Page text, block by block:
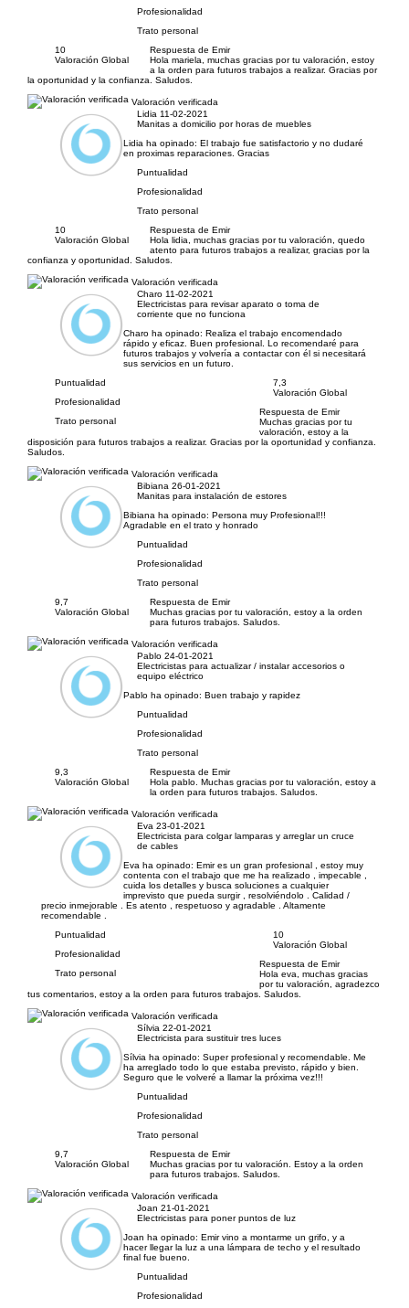
Profesionalidad
Trato personal
10
Valoración Global
Respuesta de Emir
Hola mariela, muchas gracias por tu valoración, estoy
a la orden para futuros trabajos a realizar. Gracias por
la oportunidad y la confianza. Saludos.
Valoración verificada
Lidia 11-02-2021
Manitas a domicilio por horas de muebles
Lidia ha opinado: El trabajo fue satisfactorio y no dudaré
en proximas reparaciones. Gracias
Puntualidad
Profesionalidad
Trato personal
10
Valoración Global
Respuesta de Emir
Hola lidia, muchas gracias por tu valoración, quedo
atento para futuros trabajos a realizar, gracias por la
confianza y oportunidad. Saludos.
Valoración verificada
Charo 11-02-2021
Electricistas para revisar aparato o toma de
corriente que no funciona
Charo ha opinado: Realiza el trabajo encomendado
rápido y eficaz. Buen profesional. Lo recomendaré para
futuros trabajos y volvería a contactar con él si necesitará
sus servicios en un futuro.
Puntualidad
Profesionalidad
Trato personal
7,3
Valoración Global
Respuesta de Emir
Muchas gracias por tu
valoración, estoy a la
disposición para futuros trabajos a realizar. Gracias por la oportunidad y confianza.
Saludos.
Valoración verificada
Bibiana 26-01-2021
Manitas para instalación de estores
Bibiana ha opinado: Persona muy Profesional!!!
Agradable en el trato y honrado
Puntualidad
Profesionalidad
Trato personal
9,7
Valoración Global
Respuesta de Emir
Muchas gracias por tu valoración, estoy a la orden
para futuros trabajos. Saludos.
Valoración verificada
Pablo 24-01-2021
Electricistas para actualizar / instalar accesorios o
equipo eléctrico
Pablo ha opinado: Buen trabajo y rapidez
Puntualidad
Profesionalidad
Trato personal
9,3
Valoración Global
Respuesta de Emir
Hola pablo. Muchas gracias por tu valoración, estoy a
la orden para futuros trabajos. Saludos.
Valoración verificada
Eva 23-01-2021
Electricista para colgar lamparas y arreglar un cruce
de cables
Eva ha opinado: Emir es un gran profesional , estoy muy
contenta con el trabajo que me ha realizado , impecable ,
cuida los detalles y busca soluciones a cualquier
imprevisto que pueda surgir , resolviéndolo . Calidad /
precio inmejorable . Es atento , respetuoso y agradable . Altamente
recomendable .
Puntualidad
Profesionalidad
Trato personal
10
Valoración Global
Respuesta de Emir
Hola eva, muchas gracias
por tu valoración, agradezco
tus comentarios, estoy a la orden para futuros trabajos. Saludos.
Valoración verificada
Sílvia 22-01-2021
Electricista para sustituir tres luces
Sílvia ha opinado: Super profesional y recomendable. Me
ha arreglado todo lo que estaba previsto, rápido y bien.
Seguro que le volveré a llamar la próxima vez!!!
Puntualidad
Profesionalidad
Trato personal
9,7
Valoración Global
Respuesta de Emir
Muchas gracias por tu valoración. Estoy a la orden
para futuros trabajos. Saludos.
Valoración verificada
Joan 21-01-2021
Electricistas para poner puntos de luz
Joan ha opinado: Emir vino a montarme un grifo, y a
hacer llegar la luz a una lámpara de techo y el resultado
final fue bueno.
Puntualidad
Profesionalidad